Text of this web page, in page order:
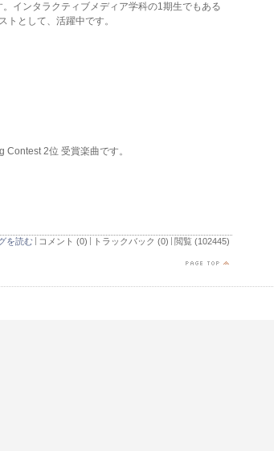
インタラクティブメディア学科の1期生でもある
として、活躍中です。
2位 受賞楽曲です。
を読む コメント (0) トラックバック (0) 閲覧 (102445)